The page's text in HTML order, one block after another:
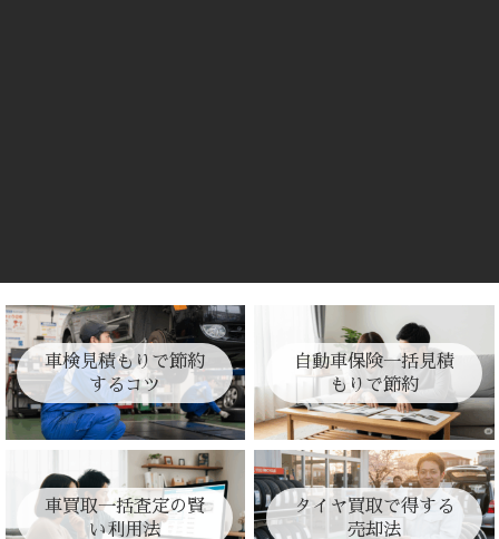
車検見積もりで節約
するコツ
自動車保険一括見積
もりで節約
車買取一括査定の賢
い利用法
タイヤ買取で得する
売却法